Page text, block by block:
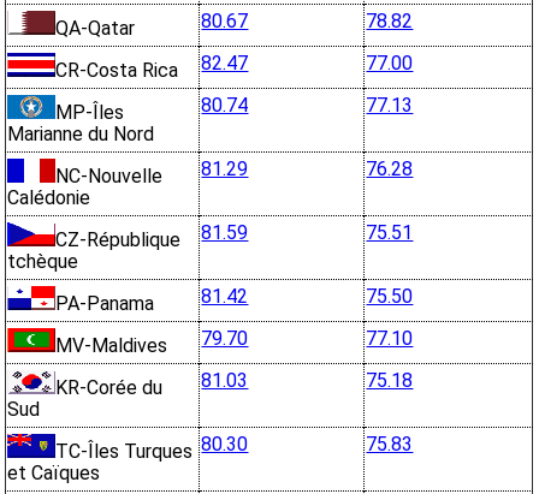
QA-Qatar 80.67 78.82
CR-Costa Rica 82.47 77.00
MP-Îles
Marianne du Nord
80.74 77.13
NC-Nouvelle
Calédonie
81.29 76.28
CZ-République
tchèque
81.59 75.51
PA-Panama 81.42 75.50
MV-Maldives 79.70 77.10
KR-Corée du
Sud
81.03 75.18
TC-Îles Turques
et Caïques
80.30 75.83